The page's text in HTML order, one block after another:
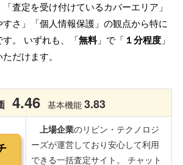
査定を受け付けているカバーエリア」
すさ」「個人情報保護」の観点から特に
。 いずれも、「無料」で「 １分程度 」
だけます。